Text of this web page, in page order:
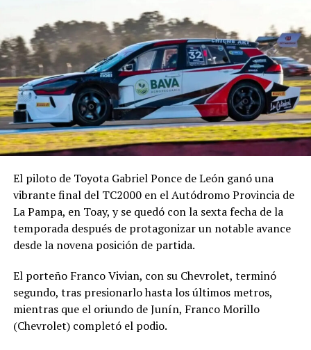
El piloto de Toyota Gabriel Ponce de León ganó una
vibrante final del TC2000 en el Autódromo Provincia de
La Pampa, en Toay, y se quedó con la sexta fecha de la
temporada después de protagonizar un notable avance
desde la novena posición de partida.
El porteño Franco Vivian, con su Chevrolet, terminó
segundo, tras presionarlo hasta los últimos metros,
mientras que el oriundo de Junín, Franco Morillo
(Chevrolet) completó el podio.